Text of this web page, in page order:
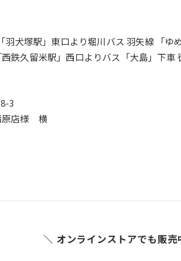
羽犬塚駅」東口より堀川バス 羽矢線 「ゆ
鉄久留米駅」西口よりバス「大島」下車
3
店様　横
＼ オンラインストアでも販売